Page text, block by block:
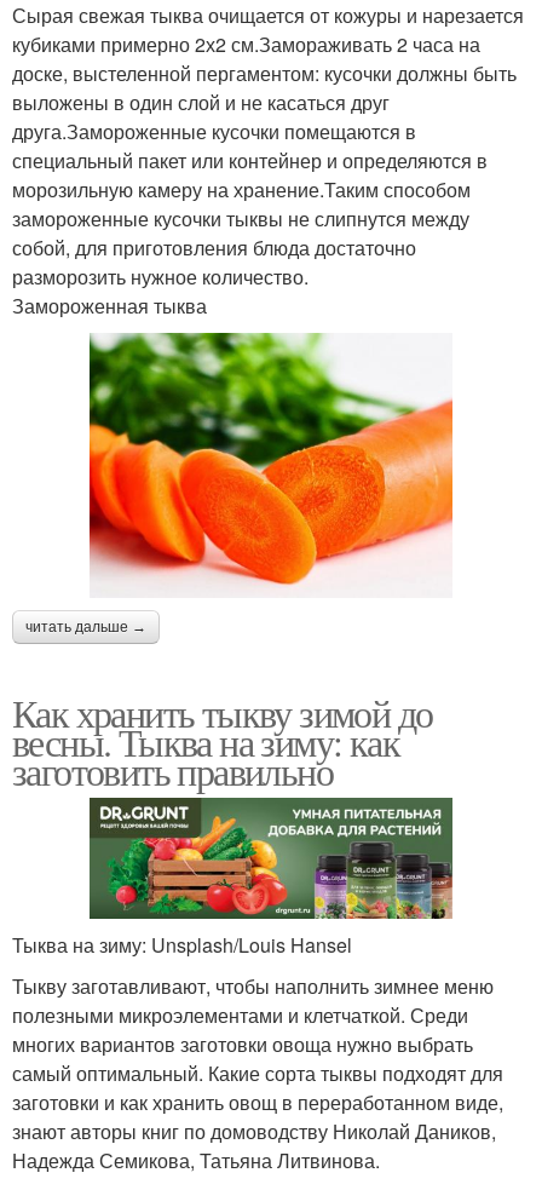
Сырая свежая тыква очищается от кожуры и нарезается
кубиками примерно 2х2 см.Замораживать 2 часа на
доске, выстеленной пергаментом: кусочки должны быть
выложены в один слой и не касаться друг
друга.Замороженные кусочки помещаются в
специальный пакет или контейнер и определяются в
морозильную камеру на хранение.Таким способом
замороженные кусочки тыквы не слипнутся между
собой, для приготовления блюда достаточно
разморозить нужное количество.
Замороженная тыква
читать дальше →
Как хранить тыкву зимой до
весны. Тыква на зиму: как
заготовить правильно
Тыква на зиму: Unsplash/Louis Hansel
Тыкву заготавливают, чтобы наполнить зимнее меню
полезными микроэлементами и клетчаткой. Среди
многих вариантов заготовки овоща нужно выбрать
самый оптимальный. Какие сорта тыквы подходят для
заготовки и как хранить овощ в переработанном виде,
знают авторы книг по домоводству Николай Даников,
Надежда Семикова, Татьяна Литвинова.